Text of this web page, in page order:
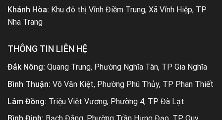
Khánh Hòa: Khu đô thị Vĩnh Điềm Trung, Xã Vĩnh Hiệp, TP
Nha Trang
THÔNG TIN LIÊN HỆ
Đắk Nông: Quang Trung, Phường Nghĩa Tân, TP Gia Nghĩa
Bình Thuận: Võ Văn Kiệt, Phường Phú Thủy, TP Phan Thiết
Lâm Đồng: Triệu Việt Vương, Phường 4, TP Đà Lạt